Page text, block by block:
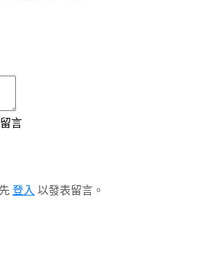
言
登入 以發表留言。